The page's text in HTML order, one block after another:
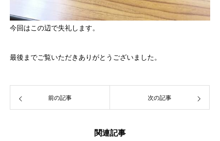
今回はこの辺で失礼します。
最後までご覧いただきありがとうございました。
前の記事 次の記事
関連記事